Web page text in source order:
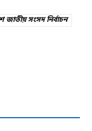
জাতীয় সংসদ নির্বাচন